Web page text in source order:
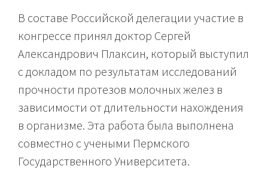
В составе Российской делегации участие в
конгрессе принял доктор Сергей
Александрович Плаксин, который выступил
с докладом по результатам исследований
прочности протезов молочных желез в
зависимости от длительности нахождения
в организме. Эта работа была выполнена
совместно с учеными Пермского
Государственного Университета.